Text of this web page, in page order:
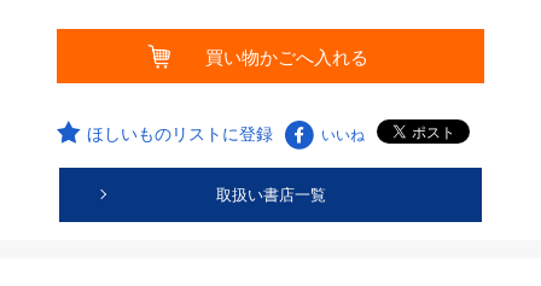
ほしいものリストに登録 いいね
取扱い書店一覧